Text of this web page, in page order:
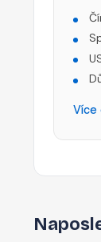
Více